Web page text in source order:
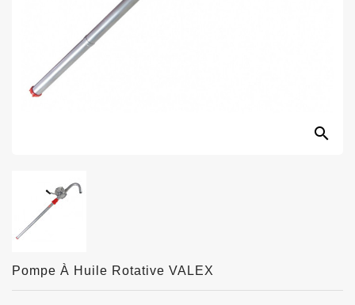
search
Pompe À Huile Rotative VALEX